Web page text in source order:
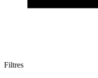
Filtres